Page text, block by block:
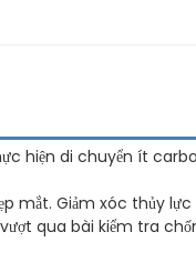
hiện di chuyển ít
mắt. Giảm xóc thủy
qua bài kiểm tra